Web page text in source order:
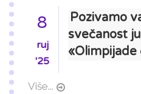
8
ruj
'25
Pozivamo
svečanost
«Olimpijade
Više...